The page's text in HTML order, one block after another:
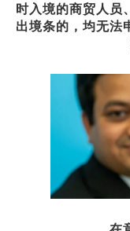
时入境的商贸人员
出境条的，均无法